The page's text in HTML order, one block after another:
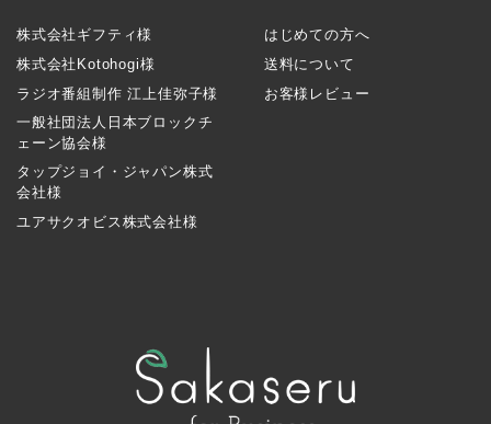
株式会社ギフティ様
株式会社Kotohogi様
ラジオ番組制作 江上佳弥子様
一般社団法人日本ブロックチ
ェーン協会様
タップジョイ・ジャパン株式
会社様
ユアサクオビス株式会社様
はじめての方へ
送料について
お客様レビュー